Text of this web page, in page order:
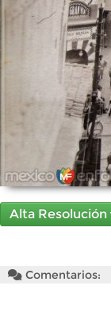
Alta Resolución
Comentarios: